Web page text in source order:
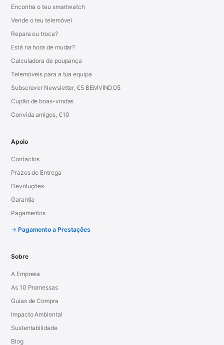
Encontra o teu smartwatch
Vende o teu telemóvel
Repara ou troca?
Está na hora de mudar?
Calculadora de poupança
Telemóveis para a tua equipa
Subscrever Newsletter, €5 BEMVINDO5
Cupão de boas-vindas
Convida amigos, €10
Apoio
Contactos
Prazos de Entrega
Devoluções
Garantia
Pagamentos
Pagamento a Prestações
Sobre
A Empresa
As 10 Promessas
Guias de Compra
Impacto Ambiental
Sustentabilidade
Blog